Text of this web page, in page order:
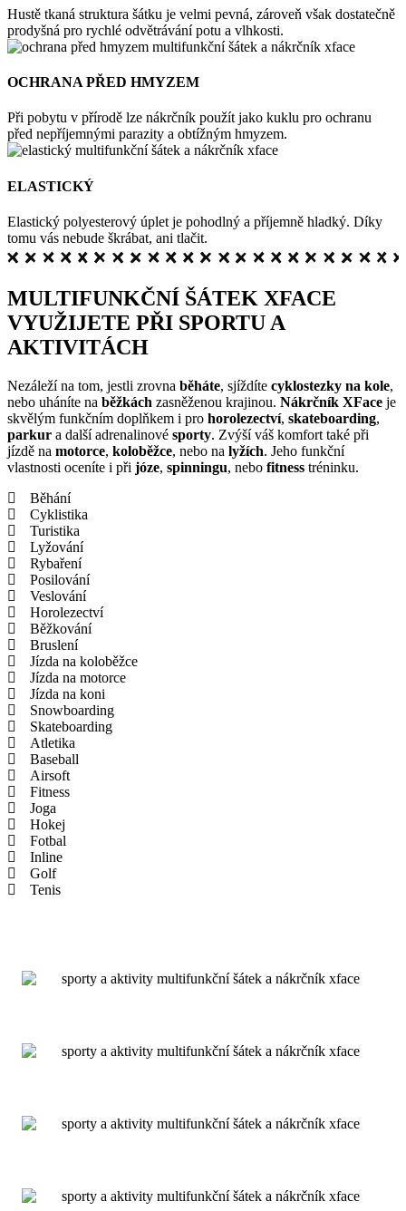
Hustě tkaná struktura šátku je velmi pevná, zároveň však dostatečně
prodyšná pro rychlé odvětrávání potu a vlhkosti.
OCHRANA PŘED HMYZEM
Při pobytu v přírodě lze nákrčník použít jako kuklu pro ochranu
před nepříjemnými parazity a obtížným hmyzem.
ELASTICKÝ
Elastický polyesterový úplet je pohodlný a příjemně hladký. Díky
tomu vás nebude škrábat, ani tlačit.
MULTIFUNKČNÍ ŠÁTEK XFACE
VYUŽIJETE PŘI SPORTU A
AKTIVITÁCH
Nezáleží na tom, jestli zrovna běháte, sjíždíte cyklostezky na kole,
nebo uháníte na běžkách zasněženou krajinou. Nákrčník XFace je
skvělým funkčním doplňkem i pro horolezectví, skateboarding,
parkur a další adrenalinové sporty. Zvýší váš komfort také při
jízdě na motorce, koloběžce, nebo na lyžích. Jeho funkční
vlastnosti oceníte i při józe, spinningu, nebo fitness tréninku.
Běhání
Cyklistika
Turistika
Lyžování
Rybaření
Posilování
Veslování
Horolezectví
Běžkování
Bruslení
Jízda na koloběžce
Jízda na motorce
Jízda na koni
Snowboarding
Skateboarding
Atletika
Baseball
Airsoft
Fitness
Joga
Hokej
Fotbal
Inline
Golf
Tenis